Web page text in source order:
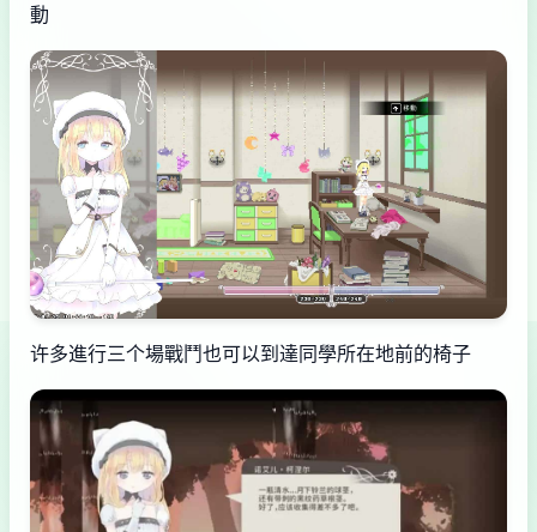
動
许多進行三个場戰鬥也可以到達同學所在地前的椅子